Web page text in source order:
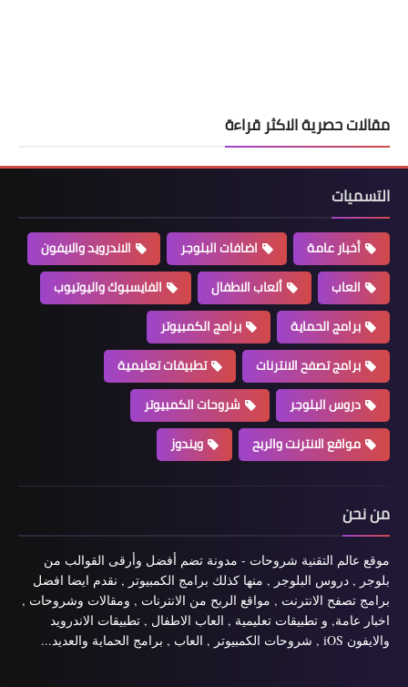
مقالات حصرية الاكثر قراءة
التسميات
أخبار عامة اضافات البلوجر
الاندرويد والايفون
العاب
ألعاب الاطفال
الفايسبوك واليوتيوب
برامج الحماية
برامج الكمبيوتر
برامج تصفح الانترنات
تطبيقات تعليمية
دروس البلوجر
شروحات الكمبيوتر
مواقع الانترنت والربح
ويندوز
من نحن
موقع عالم التقنية شروحات - مدونة تضم أفضل وأرقى القوالب من
بلوجر , دروس البلوجر , منها كذلك برامج الكمبيوتر , نقدم ايضا افضل
برامج تصفح الانترنت , مواقع الربح من الانترنات , ومقالات وشروحات ,
اخبار عامة, و تطبيقات تعليمية , العاب الاطفال , تطبيقات الاندرويد
والايفون iOS , شروحات الكمبيوتر , العاب , برامج الحماية والعديد...